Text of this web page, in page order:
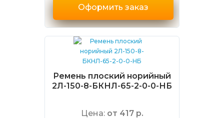
Оформить заказ
Ремень плоский норийный
2Л-150-8-БКНЛ-65-2-0-0-НБ
Цена: от 417 р.